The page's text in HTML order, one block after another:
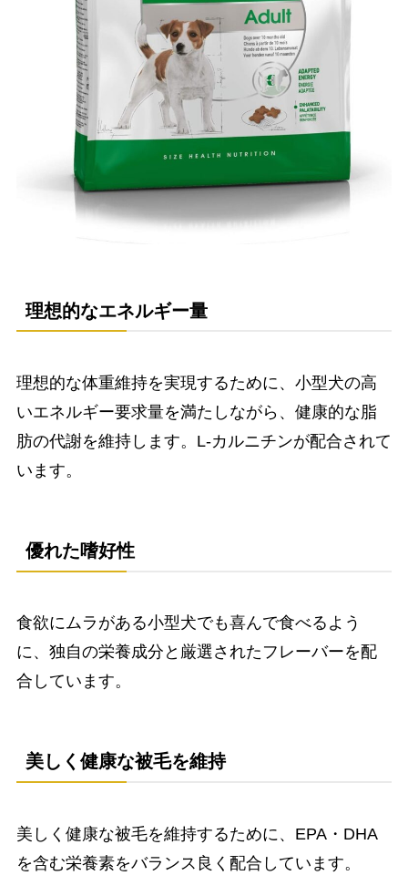
理想的なエネルギー量
理想的な体重維持を実現するために、小型犬の高
いエネルギー要求量を満たしながら、健康的な脂
肪の代謝を維持します。L-カルニチンが配合されて
います。
優れた嗜好性
食欲にムラがある小型犬でも喜んで食べるよう
に、独自の栄養成分と厳選されたフレーバーを配
合しています。
美しく健康な被毛を維持
美しく健康な被毛を維持するために、EPA・DHA
を含む栄養素をバランス良く配合しています。